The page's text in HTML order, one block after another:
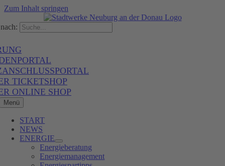
Zum Inhalt springen
TICKETSHOP
ONLINE SHOP
Menü
START
NEWS
ENERGIE
Energieberatung
Energiemanagement